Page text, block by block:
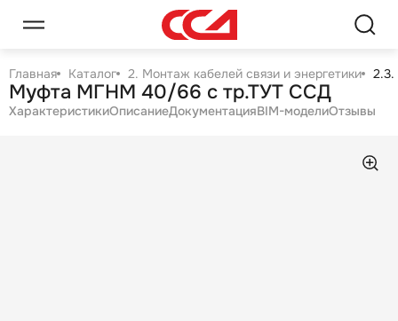
Главная Каталог 2. Монтаж кабелей связи и энергетики 2.3.
Муфта МГНМ 40/66 с тр.ТУТ ССД
ХарактеристикиОписаниеДокументацияBIM-моделиОтзывы